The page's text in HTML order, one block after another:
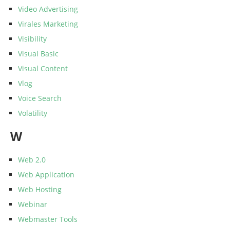
Video Advertising
Virales Marketing
Visibility
Visual Basic
Visual Content
Vlog
Voice Search
Volatility
W
Web 2.0
Web Application
Web Hosting
Webinar
Webmaster Tools